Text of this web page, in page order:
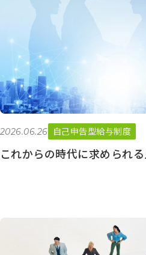
ブ
2026.06.26 自己申告型給与制度
これからの時代に求められ